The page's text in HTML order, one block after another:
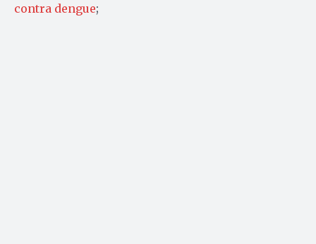
contra dengue;